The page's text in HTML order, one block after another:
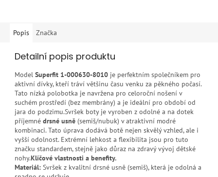
Popis Značka
Detailní popis produktu
Model Superfit 1-000630-8010 je perfektním společníkem pro
aktivní dívky, kteří tráví většinu času venku za pěkného počasí.
Tato nízká polobotka je navržena pro celoroční nošení v
suchém prostředí (bez membrány) a je ideální pro období od
jara do podzimu.Svršek boty je vyroben z odolné a na dotek
příjemné drsné usně (semiš/nubuk) v atraktivní modré
kombinaci. Tato úprava dodává botě nejen skvělý vzhled, ale i
vyšší odolnost. Extrémní lehkost a flexibilita jsou pro tuto
značku standardem, stejně jako důraz na zdravý vývoj dětské
nohy.Klíčové vlastnosti a benefity.
Materiál: Svršek z kvalitní drsné usně (semiš), která je odolná a